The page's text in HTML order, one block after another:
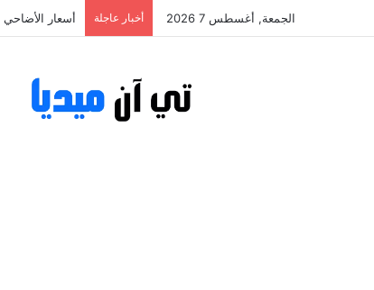
الجمعة, أغسطس 7 2026 أخبار عاجلة أسعار الأضاحي